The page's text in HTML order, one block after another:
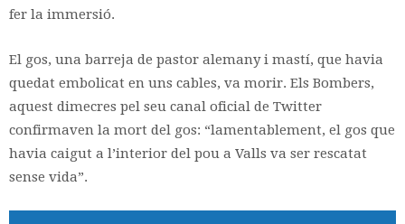
fer la immersió.
El gos, una barreja de pastor alemany i mastí, que havia
quedat embolicat en uns cables, va morir. Els Bombers,
aquest dimecres pel seu canal oficial de Twitter
confirmaven la mort del gos: “lamentablement, el gos que
havia caigut a l’interior del pou a Valls va ser rescatat
sense vida”.